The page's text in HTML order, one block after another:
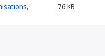
76 KB